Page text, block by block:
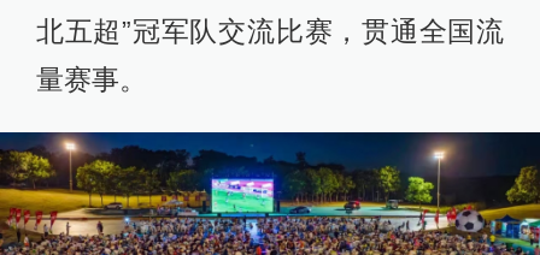
北五超”冠军队交流比赛，贯通全国流
量赛事。